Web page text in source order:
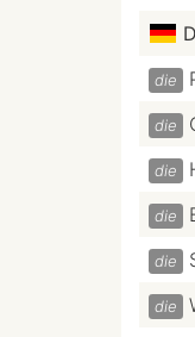
die
die
die
die
die
die